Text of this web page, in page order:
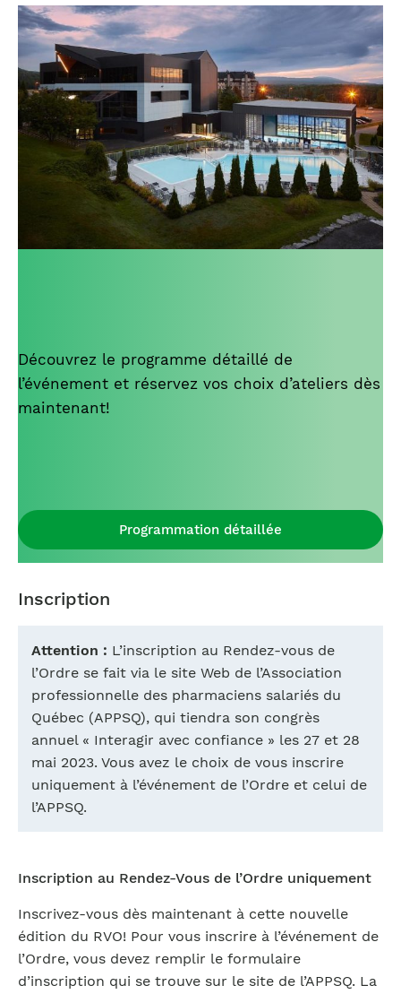
Découvrez le programme détaillé de
l’événement et réservez vos choix d’ateliers dès
maintenant!
Programmation détaillée
Inscription
Attention : L’inscription au Rendez-vous de
l’Ordre se fait via le site Web de l’Association
professionnelle des pharmaciens salariés du
Québec (APPSQ), qui tiendra son congrès
annuel « Interagir avec confiance » les 27 et 28
mai 2023. Vous avez le choix de vous inscrire
uniquement à l’événement de l’Ordre et celui de
l’APPSQ.
Inscription au Rendez-Vous de l’Ordre uniquement
Inscrivez-vous dès maintenant à cette nouvelle
édition du RVO! Pour vous inscrire à l’événement de
l’Ordre, vous devez remplir le formulaire
d’inscription qui se trouve sur le site de l’APPSQ. La